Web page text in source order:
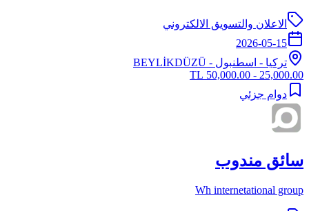
الاعلان والتسويق الالكتروني
2026-05-15
تركيا - اسطنبول - BEYLİKDÜZÜ
25,000.00 - 50,000.00 TL
دوام جزئي
سائق مندوب
Wh internetational group